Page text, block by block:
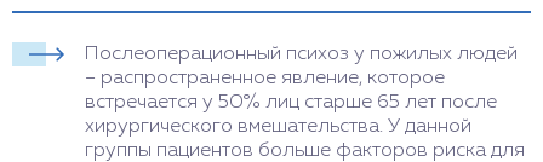
Послеоперационный психоз у пожилых людей
– распространенное явление, которое
встречается у 50% лиц старше 65 лет после
хирургического вмешательства. У данной
группы пациентов больше факторов риска для